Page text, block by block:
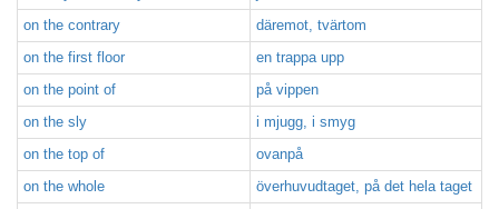
on the contrary
däremot, tvärtom
on the first floor
en trappa upp
on the point of
på vippen
on the sly
i mjugg, i smyg
on the top of
ovanpå
on the whole
överhuvudtaget, på det hela taget